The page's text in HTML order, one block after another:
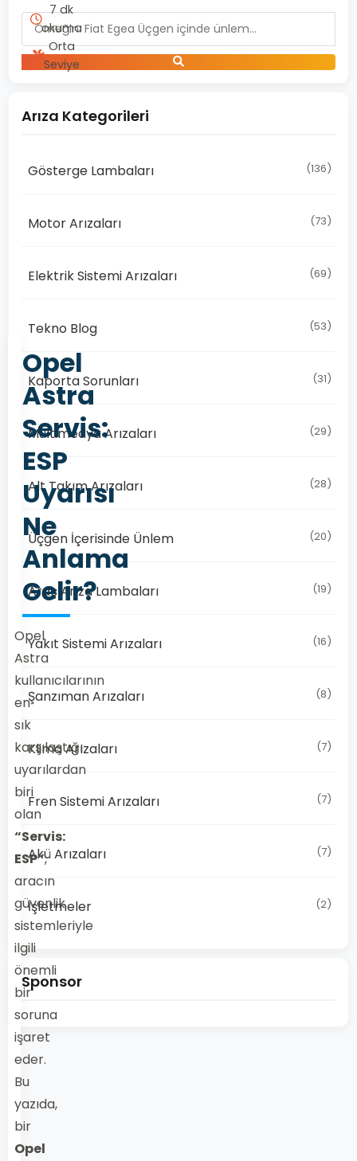
7 dk
okuma
Orta
Seviye
Opel
Astra
Servis:
ESP
Uyarısı
Ne
Anlama
Gelir?
Opel
Astra
kullanıcılarının
en
sık
karşılaştığı
uyarılardan
biri
olan
“Servis:
ESP”,
aracın
güvenlik
sistemleriyle
ilgili
önemli
bir
soruna
işaret
eder.
Bu
yazıda,
bir
Opel
Arıza Kategorileri
Gösterge Lambaları (136)
Motor Arızaları (73)
Elektrik Sistemi Arızaları (69)
Tekno Blog (53)
Kaporta Sorunları (31)
Multimedya Arızaları (29)
Alt Takım Arızaları (28)
Üçgen İçerisinde Ünlem (20)
Araç Arıza Lambaları (19)
Yakıt Sistemi Arızaları (16)
Şanzıman Arızaları (8)
Klima Arızaları (7)
Fren Sistemi Arızaları (7)
Akü Arızaları (7)
İşletmeler (2)
Sponsor